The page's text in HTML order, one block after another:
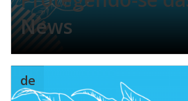
News
de